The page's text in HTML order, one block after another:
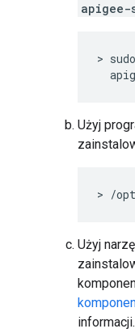
apigee-
>
Użyj
> /
Użyj
informacji.